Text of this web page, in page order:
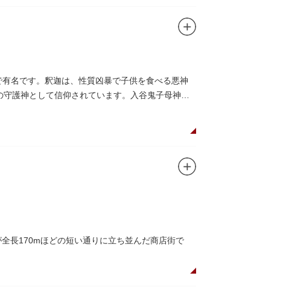
る広大な庭は、建築様式同様に和洋併置式とさ
が見られ、煉瓦塀を含めた敷地全体が重要文化
ら、緑化が施された遊歩道で散歩やジョギング
に乗船して、優雅に観察してみてはいかがでし
名です。釈迦は、性質凶暴で子供を食べる悪神
護神として信仰されています。入谷鬼子母神で
長170mほどの短い通りに立ち並んだ商店街で